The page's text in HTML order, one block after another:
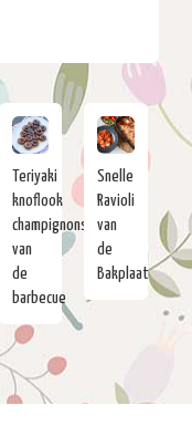
Teriyaki
knoflook
champignons
van
de
barbecue
Snelle
Ravioli
van
de
Bakplaat